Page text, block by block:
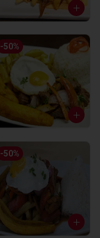
-50%
-50%